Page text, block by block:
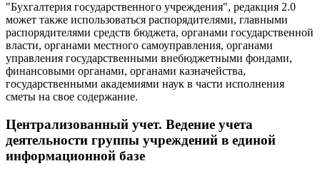
"Бухгалтерия государственного учреждения", редакция 2.0
может также использоваться распорядителями, главными
распорядителями средств бюджета, органами государственной
власти, органами местного самоуправления, органами
управления государственными внебюджетными фондами,
финансовыми органами, органами казначейства,
государственными академиями наук в части исполнения
сметы на свое содержание.
Централизованный учет. Ведение учета
деятельности группы учреждений в единой
информационной базе